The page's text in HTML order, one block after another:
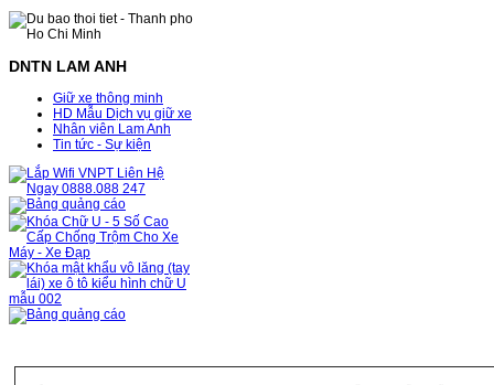
DNTN LAM ANH
Giữ xe thông minh
HD Mẫu Dịch vụ giữ xe
Nhân viên Lam Anh
Tin tức - Sự kiện